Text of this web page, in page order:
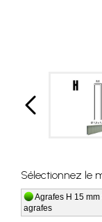
Sélectionnez le
Agrafes H 15 mm
agrafes